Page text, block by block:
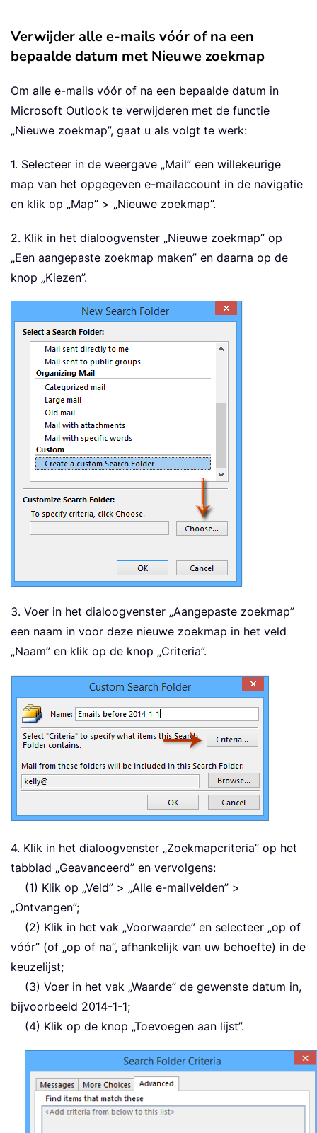
Verwijder alle e-mails vóór of na een
bepaalde datum met Nieuwe zoekmap
Om alle e-mails vóór of na een bepaalde datum in
Microsoft Outlook te verwijderen met de functie
„Nieuwe zoekmap”, gaat u als volgt te werk:
1. Selecteer in de weergave „Mail” een willekeurige
map van het opgegeven e-mailaccount in de navigatie
en klik op „Map” > „Nieuwe zoekmap”.
2. Klik in het dialoogvenster „Nieuwe zoekmap” op
„Een aangepaste zoekmap maken” en daarna op de
knop „Kiezen”.
3. Voer in het dialoogvenster „Aangepaste zoekmap”
een naam in voor deze nieuwe zoekmap in het veld
„Naam” en klik op de knop „Criteria”.
4. Klik in het dialoogvenster „Zoekmapcriteria” op het
tabblad „Geavanceerd” en vervolgens:
(1) Klik op „Veld” > „Alle e-mailvelden” >
„Ontvangen”;
(2) Klik in het vak „Voorwaarde” en selecteer „op of
vóór” (of „op of na”, afhankelijk van uw behoefte) in de
keuzelijst;
(3) Voer in het vak „Waarde” de gewenste datum in,
bijvoorbeeld 2014-1-1;
(4) Klik op de knop „Toevoegen aan lijst”.